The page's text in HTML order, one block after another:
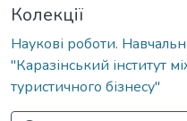
Колекції
Наукові роботи.
"Каразінський інститут
туристичного бізнесу"